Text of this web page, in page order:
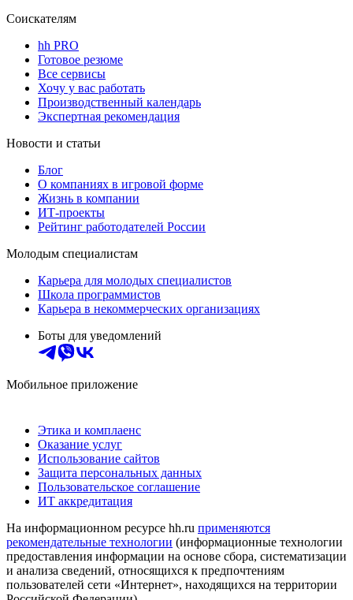
Соискателям
hh PRO
Готовое резюме
Все сервисы
Хочу у вас работать
Производственный календарь
Экспертная рекомендация
Новости и статьи
Блог
О компаниях в игровой форме
Жизнь в компании
ИТ-проекты
Рейтинг работодателей России
Молодым специалистам
Карьера для молодых специалистов
Школа программистов
Карьера в некоммерческих организациях
Боты для уведомлений
Мобильное приложение
Этика и комплаенс
Оказание услуг
Использование сайтов
Защита персональных данных
Пользовательское соглашение
ИТ аккредитация
На информационном ресурсе hh.ru применяются
рекомендательные технологии (информационные технологии
предоставления информации на основе сбора, систематизации
и анализа сведений, относящихся к предпочтениям
пользователей сети «Интернет», находящихся на территории